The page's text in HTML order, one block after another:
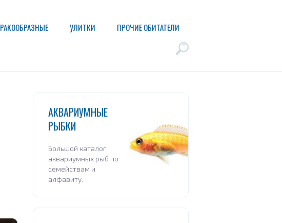
РАКООБРАЗНЫЕ УЛИТКИ ПРОЧИЕ ОБИТАТЕЛИ
АКВАРИУМНЫЕ
РЫБКИ
Большой каталог
аквариумных рыб по
семействам и
алфавиту.